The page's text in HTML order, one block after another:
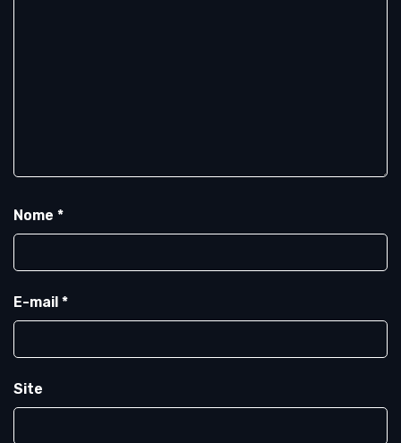
Nome *
E-mail *
Site